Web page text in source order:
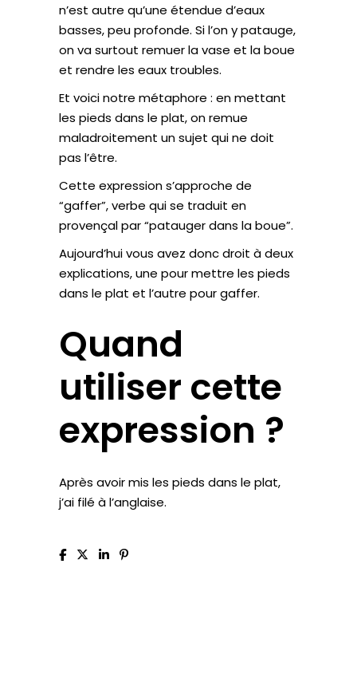
n’est autre qu’une étendue d’eaux
basses, peu profonde. Si l’on y patauge,
on va surtout remuer la vase et la boue
et rendre les eaux troubles.
Et voici notre métaphore : en mettant
les pieds dans le plat, on remue
maladroitement un sujet qui ne doit
pas l’être.
Cette expression s’approche de
“gaffer”, verbe qui se traduit en
provençal par “patauger dans la boue”.
Aujourd’hui vous avez donc droit à deux
explications, une pour mettre les pieds
dans le plat et l’autre pour gaffer.
Quand
utiliser cette
expression ?
Après avoir mis les pieds dans le plat,
j’ai filé à l’anglaise.